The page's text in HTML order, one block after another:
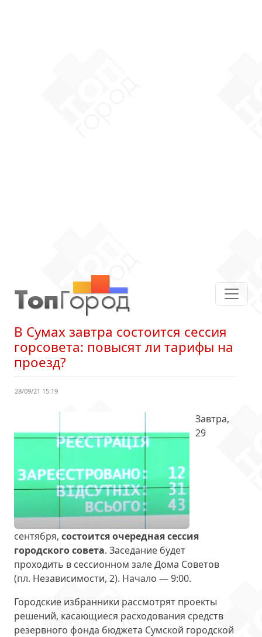
В Сумах завтра состоится сессия
горсовета: повысят ли тарифы на
проезд?
28/09/21 15:19
Завтра,
29
сентября, состоится очередная сессия
городского совета. Заседание будет
проходить в сессионном зале Дома Советов
(пл. Независимости, 2). Начало — 9:00.
Городские избранники рассмотрят проекты
решений, касающиеся расходования средств
резервного фонда бюджета Сумской городской